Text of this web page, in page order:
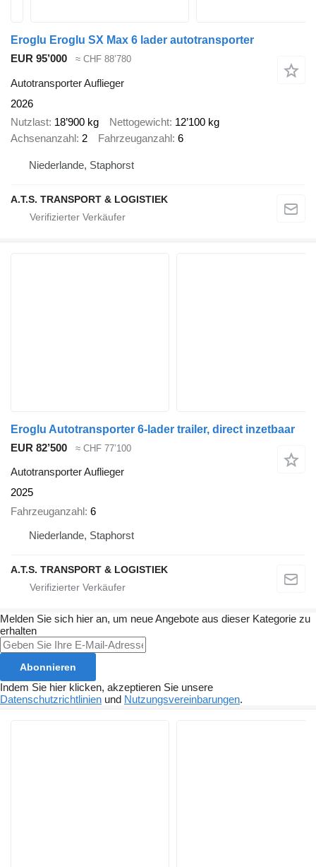
Eroglu Eroglu SX Max 6 lader autotransporter
EUR 95’000
≈ CHF 88’780
Autotransporter Auflieger
2026
Nutzlast 18’900 kg Nettogewicht 12’100 kg
Achsenanzahl 2 Fahrzeuganzahl 6
Niederlande, Staphorst
A.T.S. TRANSPORT & LOGISTIEK
Eroglu Autotransporter 6-lader trailer, direct inzetbaar
EUR 82’500
≈ CHF 77’100
Autotransporter Auflieger
2025
Fahrzeuganzahl 6
Niederlande, Staphorst
A.T.S. TRANSPORT & LOGISTIEK
Melden Sie sich hier an, um neue Angebote aus dieser Kategorie zu
erhalten
Abonnieren
Indem Sie hier klicken, akzeptieren Sie unsere
Datenschutzrichtlinien und Nutzungsvereinbarungen.